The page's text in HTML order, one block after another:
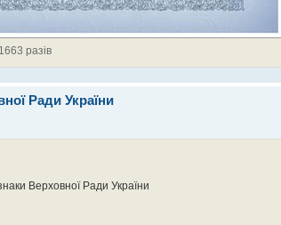
разів
Ради України
Верховної Ради України